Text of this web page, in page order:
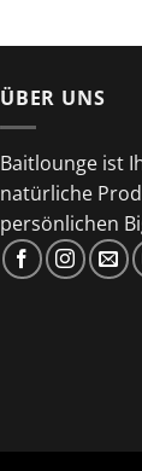
ÜBER UNS
Baitlounge ist
natürliche
persönlichen